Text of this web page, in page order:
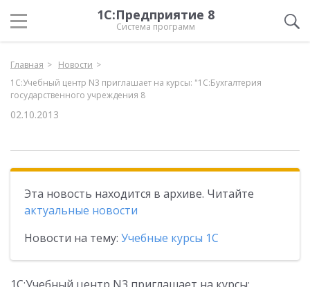
1С:Предприятие 8
Система программ
Главная
Новости
1С:Учебный центр N3 приглашает на курсы: "1C:Бухгалтерия
государственного учреждения 8
02.10.2013
Эта новость находится в архиве. Читайте
актуальные новости
Новости на тему: Учебные курсы 1С